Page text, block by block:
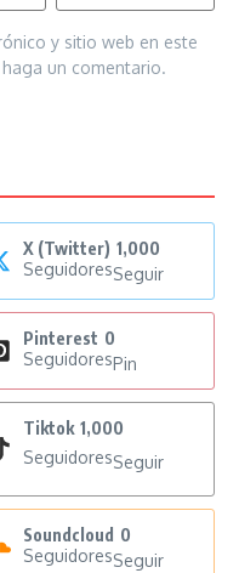
y sitio web en este
un comentario.
X (Twitter) 1,000
SeguidoresSeguir
Pinterest 0
SeguidoresPin
Tiktok 1,000
SeguidoresSeguir
Soundcloud 0
SeguidoresSeguir